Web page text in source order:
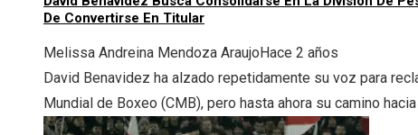
De Convertirse En Titular
Melissa Andreina Mendoza AraujoHace 2 años
David Benavidez ha alzado repetidamente su voz para
Mundial de Boxeo (CMB), pero hasta ahora su camino